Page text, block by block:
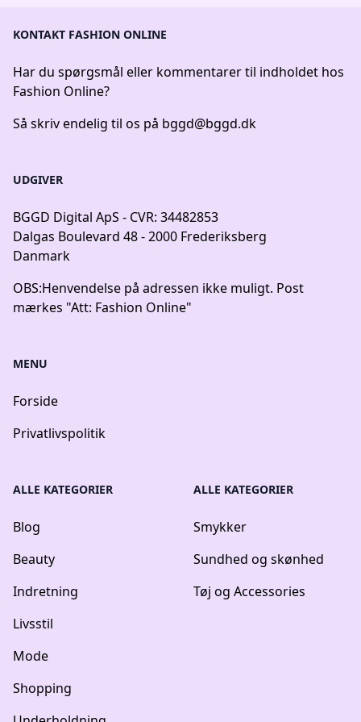
KONTAKT FASHION ONLINE
Har du spørgsmål eller kommentarer til indholdet hos
Fashion Online?
Så skriv endelig til os på bggd@bggd.dk
UDGIVER
BGGD Digital ApS - CVR: 34482853
Dalgas Boulevard 48 - 2000 Frederiksberg
Danmark
OBS:Henvendelse på adressen ikke muligt. Post
mærkes "Att: Fashion Online"
MENU
Forside
Privatlivspolitik
ALLE KATEGORIER
Blog
Beauty
Indretning
Livsstil
Mode
Shopping
ALLE KATEGORIER
Smykker
Sundhed og skønhed
Tøj og Accessories